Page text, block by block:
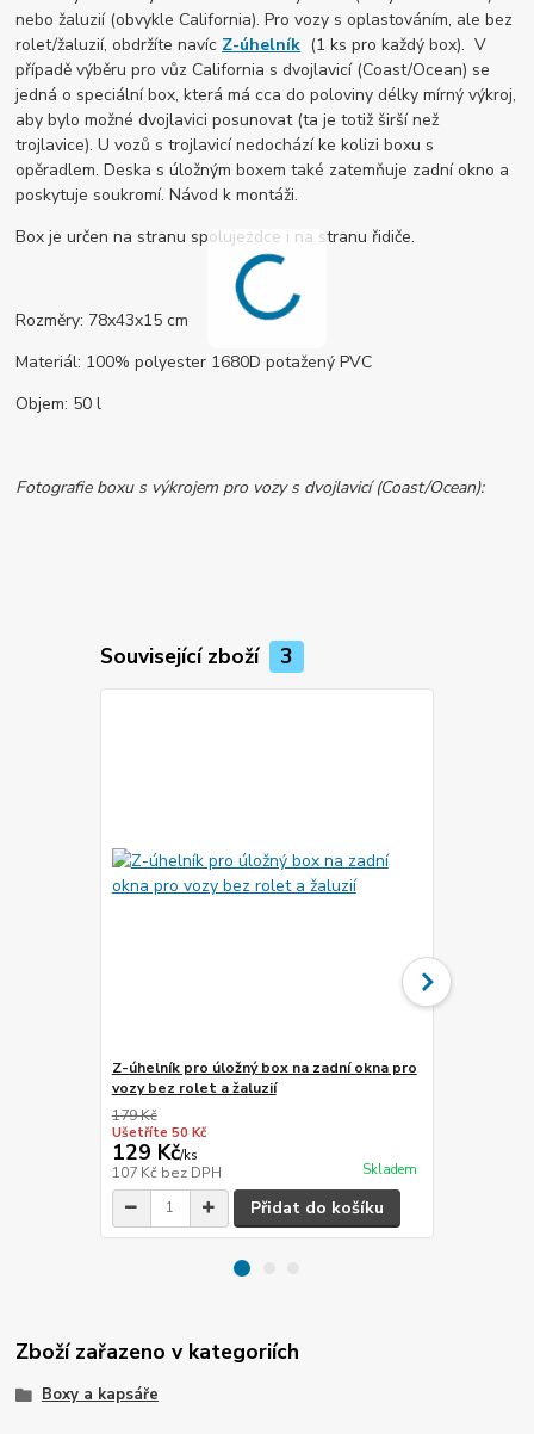
nebo žaluzií (obvykle California). Pro vozy s oplastováním, ale bez
rolet/žaluzií, obdržíte navíc Z-úhelník (1 ks pro každý box). V
případě výběru pro vůz California s dvojlavicí (Coast/Ocean) se
jedná o speciální box, která má cca do poloviny délky mírný výkroj,
aby bylo možné dvojlavici posunovat (ta je totiž širší než
trojlavice). U vozů s trojlavicí nedochází ke kolizi boxu s
opěradlem. Deska s úložným boxem také zatemňuje zadní okno a
poskytuje soukromí. Návod k montáži.
Box je určen na stranu spolujezdce i na stranu řidiče.
Rozměry: 78x43x15 cm
Materiál: 100% polyester 1680D potažený PVC
Objem: 50 l
Fotografie boxu s výkrojem pro vozy s dvojlavicí (Coast/Ocean):
Související zboží 3
Z-úhelník pro úložný box na zadní okna pro
vozy bez rolet a žaluzií
179 Kč
Ušetříte 50 Kč
129 Kč/ks
107 Kč bez DPH Skladem
Přidat do košíku
Zboží zařazeno v kategoriích
Boxy a kapsáře